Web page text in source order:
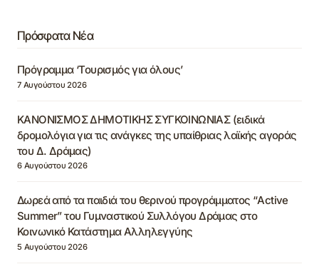
Πρόσφατα Νέα
Πρόγραμμα ‘Τουρισμός για όλους’
7 Αυγούστου 2026
ΚΑΝΟΝΙΣΜΟΣ ΔΗΜΟΤΙΚΗΣ ΣΥΓΚΟΙΝΩΝΙΑΣ (ειδικά
δρομολόγια για τις ανάγκες της υπαίθριας λαϊκής αγοράς
του Δ. Δράμας)
6 Αυγούστου 2026
Δωρεά από τα παιδιά του θερινού προγράμματος “Active
Summer” του Γυμναστικού Συλλόγου Δράμας στο
Κοινωνικό Κατάστημα Αλληλεγγύης
5 Αυγούστου 2026